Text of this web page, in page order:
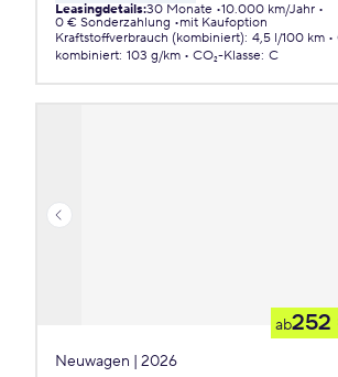
Leasingdetails:30 Monate 10.000 km/Jahr
0 € Sonderzahlung
mit Kaufoption
Kraftstoffverbrauch (kombiniert): 4,5 l/100 km
kombiniert: 103 g/km CO₂-Klasse: C
ab
Neuwagen | 2026